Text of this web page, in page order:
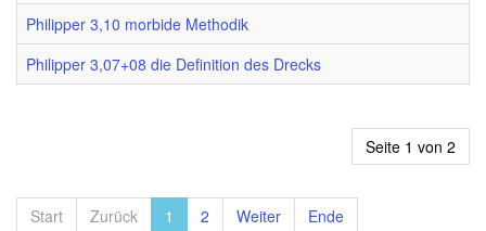
Philipper 3,10 morbide Methodik
Philipper 3,07+08 die Definition des Drecks
Seite 1 von 2
Start Zurück 1 2 Weiter Ende